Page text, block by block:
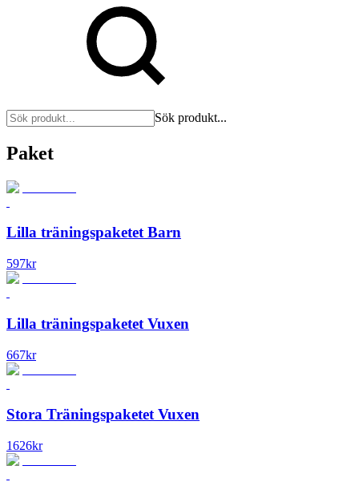
Sök produkt...
Paket
Lilla träningspaketet Barn
597kr
Lilla träningspaketet Vuxen
667kr
Stora Träningspaketet Vuxen
1626kr